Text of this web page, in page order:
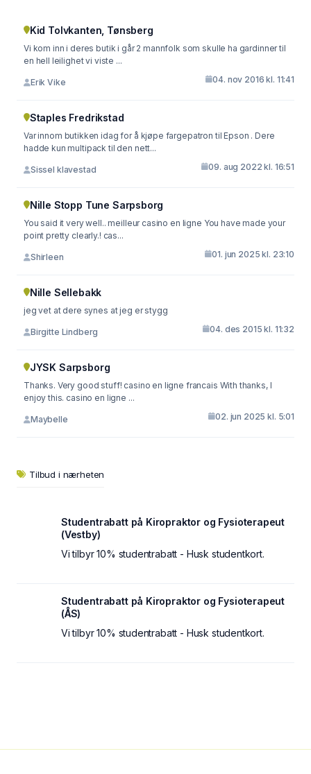
Kid Tolvkanten, Tønsberg
Vi kom inn i deres butik i går 2 mannfolk som skulle ha gardinner til
en hell leilighet vi viste ...
Erik Vike 04. nov 2016 kl. 11:41
Staples Fredrikstad
Var innom butikken idag for å kjøpe fargepatron til Epson . Dere
hadde kun multipack til den nett...
Sissel klavestad 09. aug 2022 kl. 16:51
Nille Stopp Tune Sarpsborg
You said it very well.. meilleur casino en ligne You have made your
point pretty clearly.! cas...
Shirleen 01. jun 2025 kl. 23:10
Nille Sellebakk
jeg vet at dere synes at jeg er stygg
Birgitte Lindberg 04. des 2015 kl. 11:32
JYSK Sarpsborg
Thanks. Very good stuff! casino en ligne francais With thanks, I
enjoy this. casino en ligne ...
Maybelle 02. jun 2025 kl. 5:01
Tilbud i nærheten
Studentrabatt på Kiropraktor og Fysioterapeut
(Vestby)
Vi tilbyr 10% studentrabatt - Husk studentkort.
Studentrabatt på Kiropraktor og Fysioterapeut
(ÅS)
Vi tilbyr 10% studentrabatt - Husk studentkort.